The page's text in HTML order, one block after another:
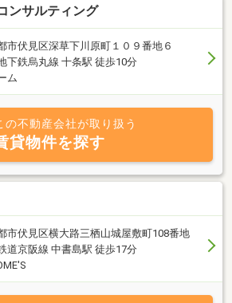
ンサルティング
市伏見区深草下川原町１０９番地６
下鉄烏丸線 十条駅 徒歩10分
ム
の不動産会社が取り扱う
貸物件を探す
市伏見区横大路三栖山城屋敷町108番地
道京阪線 中書島駅 徒歩17分